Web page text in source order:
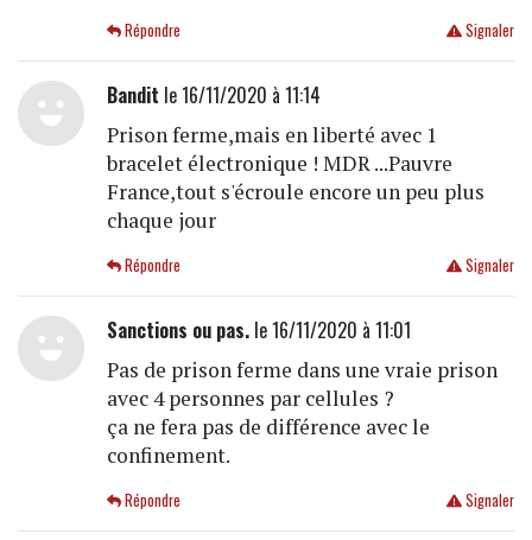
Signaler
Répondre
Bandit le 16/11/2020 à 11:14
Prison ferme,mais en liberté avec 1
bracelet électronique ! MDR ...Pauvre
France,tout s'écroule encore un peu plus
chaque jour
Signaler
Répondre
Sanctions ou pas.le 16/11/2020 à 11:01
Pas de prison ferme dans une vraie prison
avec 4 personnes par cellules ?
ça ne fera pas de différence avec le
confinement.
Signaler
Répondre